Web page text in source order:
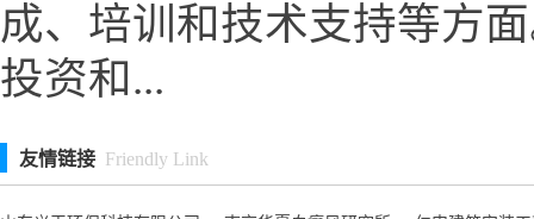
成、培训和技术支持等方
投资和...
友情链接 Friendly Link